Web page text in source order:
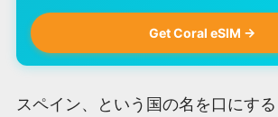
Get Coral eSIM →
スペイン、という国の名を口にす